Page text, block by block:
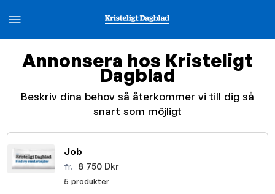
Annonsera hos Kristeligt
Dagblad
Beskriv dina behov så återkommer vi till dig så
snart som möjligt
Job
fr. 8 750 Dkr
5 produkter